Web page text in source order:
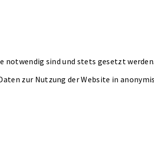
notwendig sind und stets gesetzt werden.
zur Nutzung der Website in